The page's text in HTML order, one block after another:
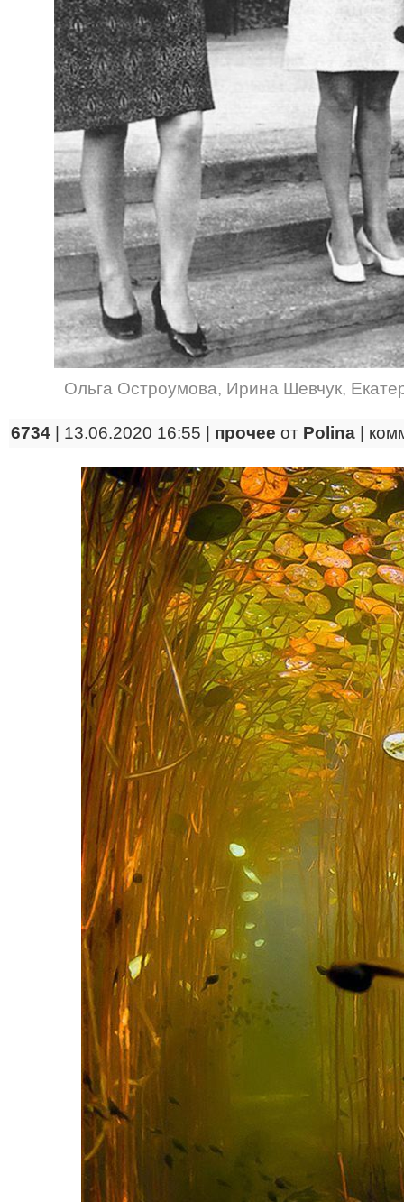
Ольга Остроумова, Ирина Шевчук,
6734 | 13.06.2020 16:55 | прочее от Polina